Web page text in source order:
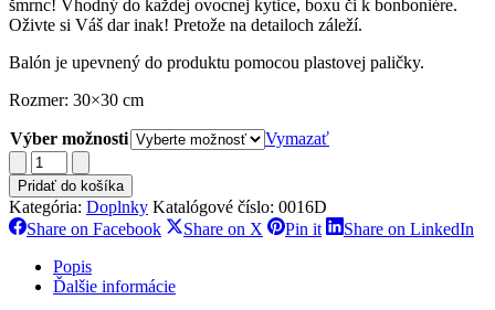
šmrnc! Vhodný do každej ovocnej kytice, boxu či k bonboniére.
Oživte si Váš dar inak! Pretože na detailoch záleží.
Balón je upevnený do produktu pomocou plastovej paličky.
Rozmer: 30×30 cm
Výber možnosti
Vymazať
množstvo
Balón
zvieratko
Pridať do košíka
Kategória: Doplnky Katalógové číslo: 0016D
Share on FacebookShareShare on X SharePin itShareShare on LinkedIn
Popis
Ďalšie informácie